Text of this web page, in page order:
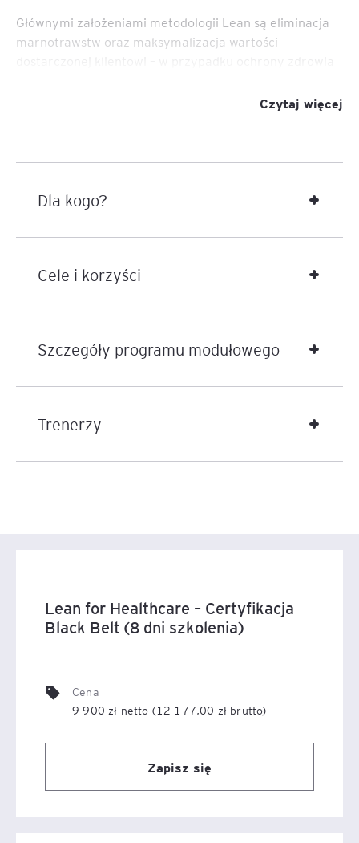
Głównymi założeniami metodologii Lean są eliminacja
marnotrawstw oraz maksymalizacja wartości
na usługi.
kadry medycznej, presji wynagrodzeń, ograniczeń
świadczenia.
wysokich nakładów inwestycyjnych.
Długi czas oczekiwania na wykonanie
czas oczekiwania pacjentów na świadczenia i okres
komunikacja oparta o zaangażowanie a nie procesy. Te i
inne wyzwania generują chaos organizacyjny.
działania od razu poprawiają efektywność placówki
medycznej.
jakość świadczonych usług i bezpieczeństwo pacjenta.
Czytaj więcej
Dla kogo?
Cele i korzyści
Szczegóły programu modułowego
Trenerzy
Lean for Healthcare – Certyfikacja
Black Belt (8 dni szkolenia)
Cena
9 900 zł netto (12 177,00 zł brutto)
Zapisz się